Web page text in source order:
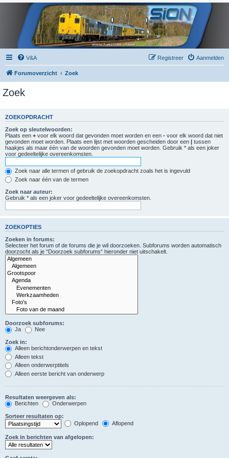
V&A Aanmelden
Registreer
Forumoverzicht Zoek
Zoek
ZOEKOPDRACHT
Zoek op sleutelwoorden:
Plaats een + voor elk woord dat gevonden moet worden en een - voor elk woord dat niet
gevonden moet worden. Plaats een lijst met woorden gescheiden door een | tussen
haakjes als maar één van de woorden gevonden moet worden. Gebruik * als een joker
voor gedeeltelijke overeenkomsten.
Zoek naar alle termen of gebruik de zoekopdracht zoals het is ingevuld
Zoek naar één van de termen
Zoek naar auteur:
Gebruik * als een joker voor gedeeltelijke overeenkomsten.
ZOEKOPTIES
Zoeken in forums:
Selecteer het forum of de forums die je wil doorzoeken. Subforums worden automatisch
doorzocht als je “Doorzoek subforums“ hieronder niet uitschakelt.
Doorzoek subforums:
Ja
Nee
Zoek in:
Alleen berichtonderwerpen en tekst
Alleen tekst
Alleen onderwerptitels
Alleen eerste bericht van onderwerp
Resultaten weergeven als:
Berichten
Onderwerpen
Sorteer resultaten op:
Oplopend
Aflopend
Zoek in berichten van afgelopen: